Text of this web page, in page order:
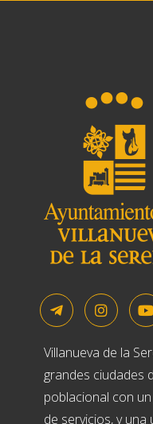
Villanueva de la
grandes ciudades
poblacional con
de servicios, y